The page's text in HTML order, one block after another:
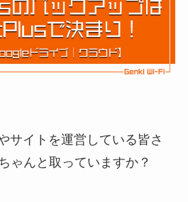
サイトを運営している皆さ
ゃんと取っていますか？